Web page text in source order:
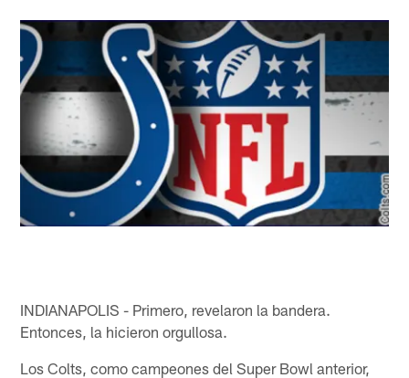
INDIANAPOLIS - Primero, revelaron la bandera.
Entonces, la hicieron orgullosa.
Los Colts, como campeones del Super Bowl anterior,